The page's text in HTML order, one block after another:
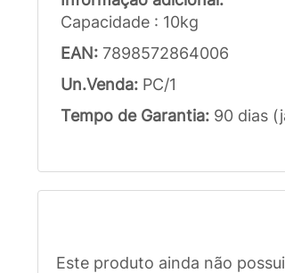
Capacidade : 10kg
EAN: 7898572864006
Un.Venda: PC/1
Tempo de Garantia: 90 dias
Este produto ainda não